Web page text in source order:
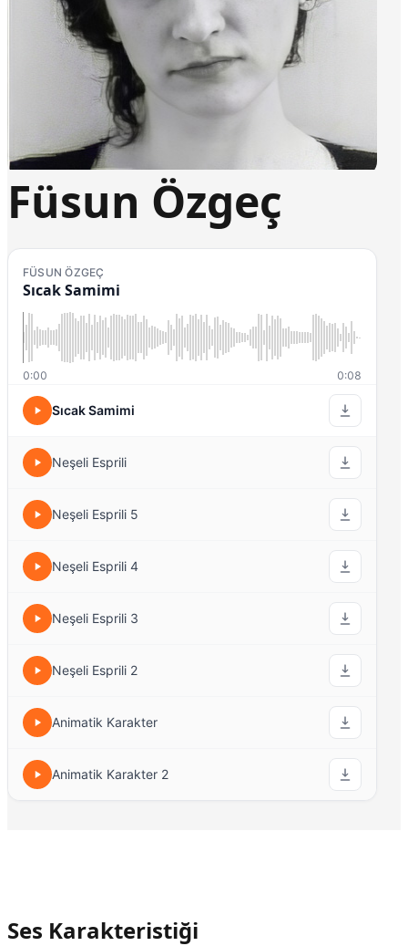
Füsun Özgeç
FÜSUN ÖZGEÇ
Sıcak Samimi
0:00 0:08
Sıcak Samimi
Neşeli Esprili
Neşeli Esprili 5
Neşeli Esprili 4
Neşeli Esprili 3
Neşeli Esprili 2
Animatik Karakter
Animatik Karakter 2
Ses Karakteristiği